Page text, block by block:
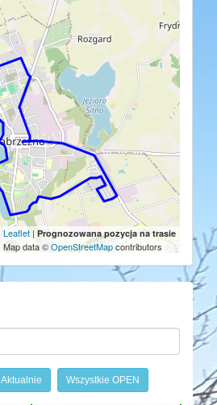
Leaflet | Prognozowana pozycja na trasie
Map data ©OpenStreetMapcontributors
Aktualnie Wszystkie OPEN